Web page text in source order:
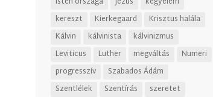
kereszt
Kierkegaard
Krisztus halála
Kálvin
kálvinista
kálvinizmus
Leviticus
Luther megváltás
Numeri
progresszív
Szabados Ádám
Szentlélek
Szentírás
szeretet